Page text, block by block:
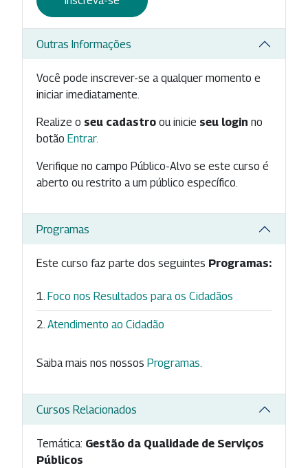
Outras Informações
Você pode inscrever-se a qualquer momento e
iniciar imediatamente.
Realize o seu cadastro ou inicie seu login no
botão Entrar.
Verifique no campo Público-Alvo se este curso é
aberto ou restrito a um público específico.
Programas
Este curso faz parte dos seguintes Programas:
Foco nos Resultados para os Cidadãos
Atendimento ao Cidadão
Saiba mais nos nossos Programas.
Cursos Relacionados
Temática: Gestão da Qualidade de Serviços
Públicos